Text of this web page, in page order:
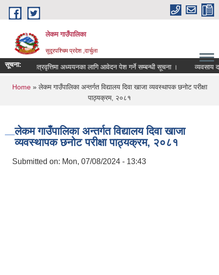
Skip to main content
लेकम गाउँपालिका
सुदूरपश्चिम प्रदेश ,दार्चुला
सूचना:
तहमा छात्रवृत्तिमा अध्ययनका लागि आवेदन पेश गर्ने सम्बन्धी सूचना । व्यवसाय
You are here
Home» लेकम गाउँपालिका अन्तर्गत विद्यालय दिवा खाजा व्यवस्थापक छनोट परीक्षा
पाठ्यक्रम, २०८१
लेकम गाउँपालिका अन्तर्गत विद्यालय दिवा खाजा
व्यवस्थापक छनोट परीक्षा पाठ्यक्रम, २०८१
Submitted on: Mon, 07/08/2024 - 13:43